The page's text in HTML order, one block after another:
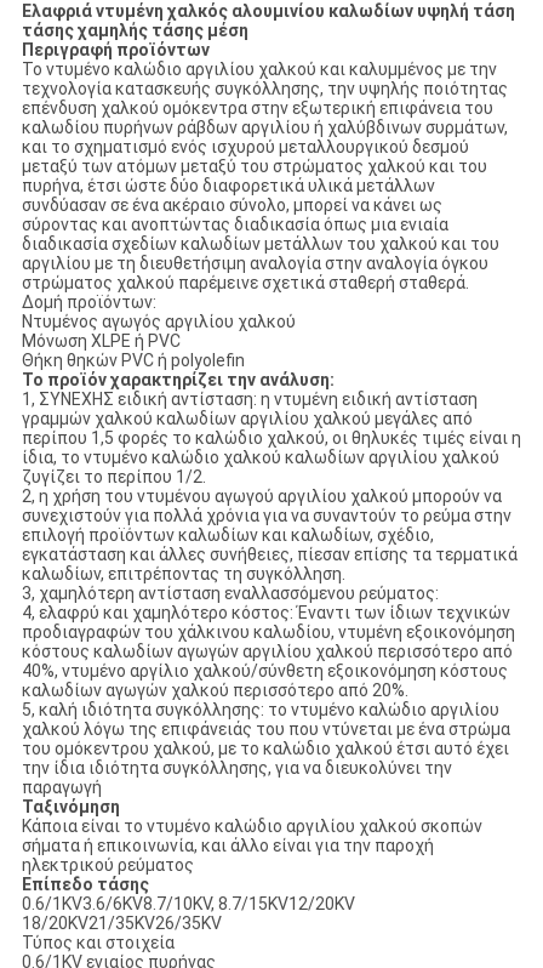
Ελαφριά ντυμένη χαλκός αλουμινίου καλωδίων υψηλή τάση
τάσης χαμηλής τάσης μέση
Περιγραφή προϊόντων
Το ντυμένο καλώδιο αργιλίου χαλκού και καλυμμένος με την
τεχνολογία κατασκευής συγκόλλησης, την υψηλής ποιότητας
επένδυση χαλκού ομόκεντρα στην εξωτερική επιφάνεια του
καλωδίου πυρήνων ράβδων αργιλίου ή χαλύβδινων συρμάτων,
και το σχηματισμό ενός ισχυρού μεταλλουργικού δεσμού
μεταξύ των ατόμων μεταξύ του στρώματος χαλκού και του
πυρήνα, έτσι ώστε δύο διαφορετικά υλικά μετάλλων
συνδύασαν σε ένα ακέραιο σύνολο, μπορεί να κάνει ως
σύροντας και ανοπτώντας διαδικασία όπως μια ενιαία
διαδικασία σχεδίων καλωδίων μετάλλων του χαλκού και του
αργιλίου με τη διευθετήσιμη αναλογία στην αναλογία όγκου
στρώματος χαλκού παρέμεινε σχετικά σταθερή σταθερά.
Δομή προϊόντων:
Ντυμένος αγωγός αργιλίου χαλκού
Μόνωση XLPE ή PVC
Θήκη θηκών PVC ή polyolefin
Το προϊόν χαρακτηρίζει την ανάλυση:
1, ΣΥΝΕΧΗΣ ειδική αντίσταση: η ντυμένη ειδική αντίσταση
γραμμών χαλκού καλωδίων αργιλίου χαλκού μεγάλες από
περίπου 1,5 φορές το καλώδιο χαλκού, οι θηλυκές τιμές είναι η
ίδια, το ντυμένο καλώδιο χαλκού καλωδίων αργιλίου χαλκού
ζυγίζει το περίπου 1/2.
2, η χρήση του ντυμένου αγωγού αργιλίου χαλκού μπορούν να
συνεχιστούν για πολλά χρόνια για να συναντούν το ρεύμα στην
επιλογή προϊόντων καλωδίων και καλωδίων, σχέδιο,
εγκατάσταση και άλλες συνήθειες, πίεσαν επίσης τα τερματικά
καλωδίων, επιτρέποντας τη συγκόλληση.
3, χαμηλότερη αντίσταση εναλλασσόμενου ρεύματος:
4, ελαφρύ και χαμηλότερο κόστος: Έναντι των ίδιων τεχνικών
προδιαγραφών του χάλκινου καλωδίου, ντυμένη εξοικονόμηση
κόστους καλωδίων αγωγών αργιλίου χαλκού περισσότερο από
40%, ντυμένο αργίλιο χαλκού/σύνθετη εξοικονόμηση κόστους
καλωδίων αγωγών χαλκού περισσότερο από 20%.
5, καλή ιδιότητα συγκόλλησης: το ντυμένο καλώδιο αργιλίου
χαλκού λόγω της επιφάνειάς του που ντύνεται με ένα στρώμα
του ομόκεντρου χαλκού, με το καλώδιο χαλκού έτσι αυτό έχει
την ίδια ιδιότητα συγκόλλησης, για να διευκολύνει την
παραγωγή
Ταξινόμηση
Κάποια είναι το ντυμένο καλώδιο αργιλίου χαλκού σκοπών
σήματα ή επικοινωνία, και άλλο είναι για την παροχή
ηλεκτρικού ρεύματος
Επίπεδο τάσης
0.6/1KV3.6/6KV8.7/10KV, 8.7/15KV12/20KV
18/20KV21/35KV26/35KV
Τύπος και στοιχεία
0.6/1KV ενιαίος πυρήνας